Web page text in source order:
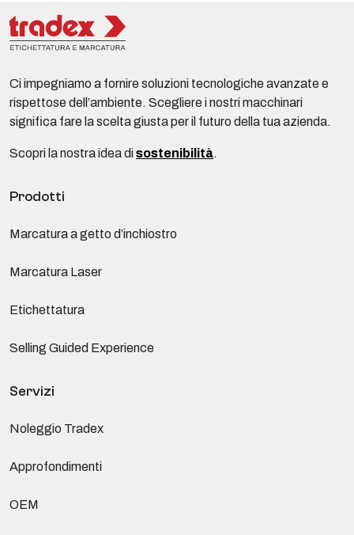
Ci impegniamo a fornire soluzioni tecnologiche avanzate e
rispettose dell’ambiente. Scegliere i nostri macchinari
significa fare la scelta giusta per il futuro della tua azienda.
Scopri la nostra idea disostenibilità.
Prodotti
Marcatura a getto d’inchiostro
Marcatura Laser
Etichettatura
Selling Guided Experience
Servizi
Noleggio Tradex
Approfondimenti
OEM